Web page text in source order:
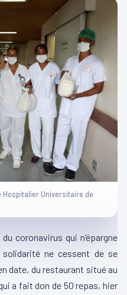
Hospitalier Universitaire de
coronavirus qui n’épargne
ne cessent de se
date, du restaurant situé au
a fait don de 50 repas, hier